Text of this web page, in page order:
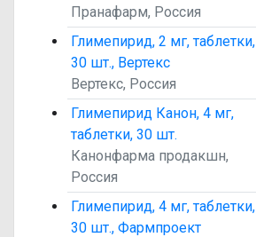
Пранафарм, Россия
Глимепирид, 2 мг, таблетки,
30 шт., Вертекс
Вертекс, Россия
Глимепирид Канон, 4 мг,
таблетки, 30 шт.
Канонфарма продакшн,
Россия
Глимепирид, 4 мг, таблетки,
30 шт., Фармпроект